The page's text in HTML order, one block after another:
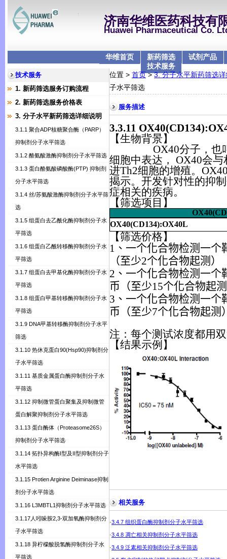
济南华维医药科技有
Huawei Pharmaceutical Co.
华维首页
新药筛选
技术服务
试剂产品
技术服务
1. 新药筛选服务订购流程
2. 新药筛选服务价格表
3. 分子水平新药筛选详细说明
3.1.1 聚合ADP核糖聚合酶（PARP）
抑制剂分子水平筛选
3.1.2 酪氨酸激酶抑制剂分子水平筛选
3.1.3 蛋白酪氨酸磷酸酶(PTP) 抑制剂
分子水平筛选
3.1.4 丝/苏氨酸激酶抑制剂分子水平筛
选
3.1.5 组蛋白去乙酰化酶抑制剂分子水
平筛选
3.1.6 组蛋白乙酰转移酶抑制剂分子水
平筛选
3.1.7 组蛋白去甲基化酶抑制剂分子水
平筛选
3.1.8 组蛋白甲基转移酶抑制剂分子水
平筛选
3.1.9 DNA甲基转移酶抑制剂分子水平
筛选
3.1.10 热休克蛋白90(Hsp90)抑制剂分
子水平筛选
3.1.11 基质金属蛋白酶抑制剂分子水
平筛选
3.1.12 抑制微管蛋白聚集及抑制微管
蛋白解聚抑制剂分子水平筛选
3.1.13 蛋白酶体（Proteasome26S）
抑制剂分子水平筛选
3.1.14 拓扑异构酶I型及II型抑制剂分子
水平筛选
3.1.15 Protien Arginine Deiminase抑制
剂分子水平筛选
3.1.16 L3MBTL1抑制剂分子水平筛选
3.1.17人吲哚胺2,3-双加氧酶抑制剂分
子水平筛选
3.1.18 异柠檬酸脱氢酶抑制剂分子水
平筛选
位置 > 首页>3. 分子水平新药筛选
子水平筛选
服务描述
3.3.11
【生物背景】
OX40分子，也
细胞中表达， OX40会与
进Th2细胞的增殖。
揭示。开发针对性的抑
症相关的疾病。
【筛选项目】
OX40(CD134):OX40L
【筛选价格】
1、一个化合物检测一个
（至少2个化合物起测）
2、一个化合物检测一个
币（至少15个化合物起
3、一个化合物检测一个
币（至少7个化合物起测
注：每个测试浓度都用
【结果示例】
相关服务
·3.4.7 组织蛋白酶抑制剂分子水平筛选
·3.4.8 凋亡相关抑制剂分子水平筛选
·3.4.9 泛素相关抑制剂分子水平筛选